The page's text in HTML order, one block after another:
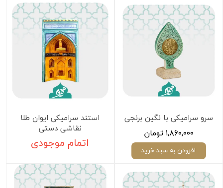
سرو سرامیکی با نگین برنجی
۱,۸۶۰,۰۰۰ تومان
افزودن به سبد خرید
استند سرامیکی ایوان طلا
نقاشی دستی
اتمام موجودی